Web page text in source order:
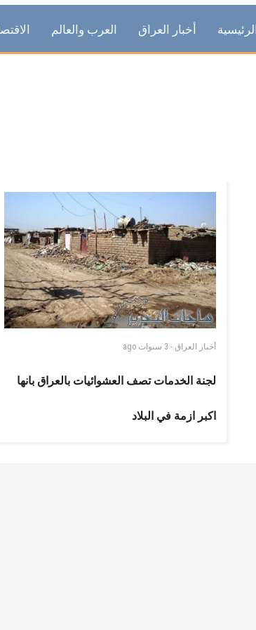
أخبار العراق العرب والعالم
أخبار العراق- 3 سنوات ago
لجنة الخدمات تصف العشوائيات بالعراق بانها
اكبر ازمة في البلاد